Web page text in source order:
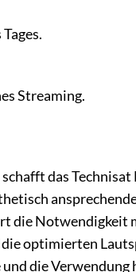
Streaming.
das
die Notwendigkeit
optimierten
die